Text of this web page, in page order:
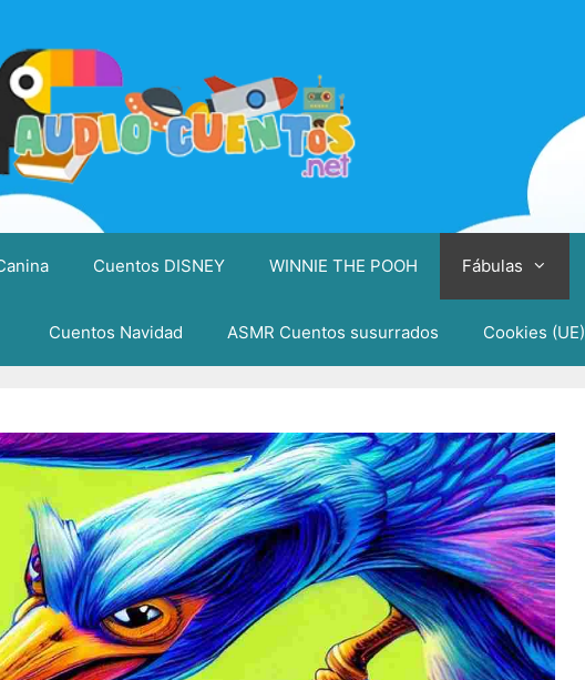
Cuentos DISNEY WINNIE THE POOH Fábulas
Cuentos Navidad ASMR Cuentos susurrados Cookies (UE)